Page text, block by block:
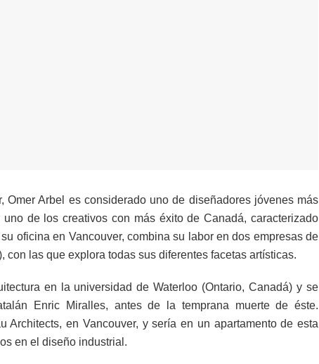
Omer Arbel es considerado uno de diseñadores jóvenes más
de los creativos con más éxito de Canadá, caracterizado
oficina en Vancouver, combina su labor en dos empresas de
con las que explora todas sus diferentes facetas artísticas.
en la universidad de Waterloo (Ontario, Canadá) y se
Enric Miralles, antes de la temprana muerte de éste.
Architects, en Vancouver, y sería en un apartamento de esta
en el diseño industrial.